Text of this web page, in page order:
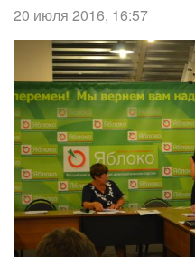
20 июля 2016, 16:57